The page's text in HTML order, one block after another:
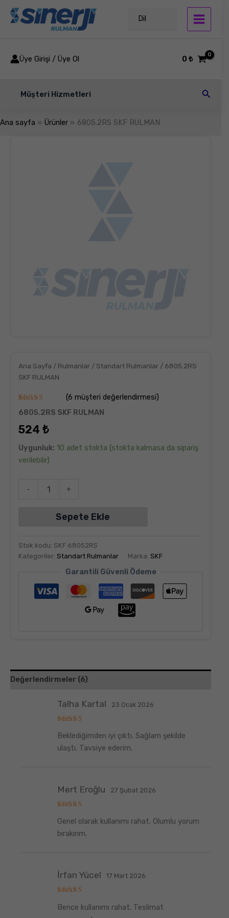
İçeriğe
atla
Dil
Üye Girişi / Üye Ol 0₺
Müşteri Hizmetleri Arama
Ana sayfa Ürünler 6805.2RS SKF RULMAN
Ana Sayfa / Rulmanlar / Standart Rulmanlar / 6805.2RS
SKF RULMAN
6müşteri
puanına
5
5.00
puan
aldı
(6 müşteri değerlendirmesi)
6805.2RS SKF RULMAN
524 ₺
Uygunluk: 10 adet stokta (stokta kalmasa da sipariş
verilebilir)
- +
Sepete Ekle
Stok kodu: SKF 68052RS
Kategoriler: Standart Rulmanlar Marka: SKF
Garantili Güvenli Ödeme
Değerlendirmeler (6)
üzerinden
5oy aldı
Talha Kartal 23 Ocak 2026
Beklediğimden iyi çıktı. Sağlam şekilde
ulaştı. Tavsiye ederim.
üzerinden
5
oy aldı
Mert Eroğlu 27 Şubat 2026
Genel olarak kullanımı rahat. Olumlu yorum
bırakırım.
üzerinden
oy aldı
İrfan Yücel 17 Mart 2026
Bence kullanımı rahat. Teslimat